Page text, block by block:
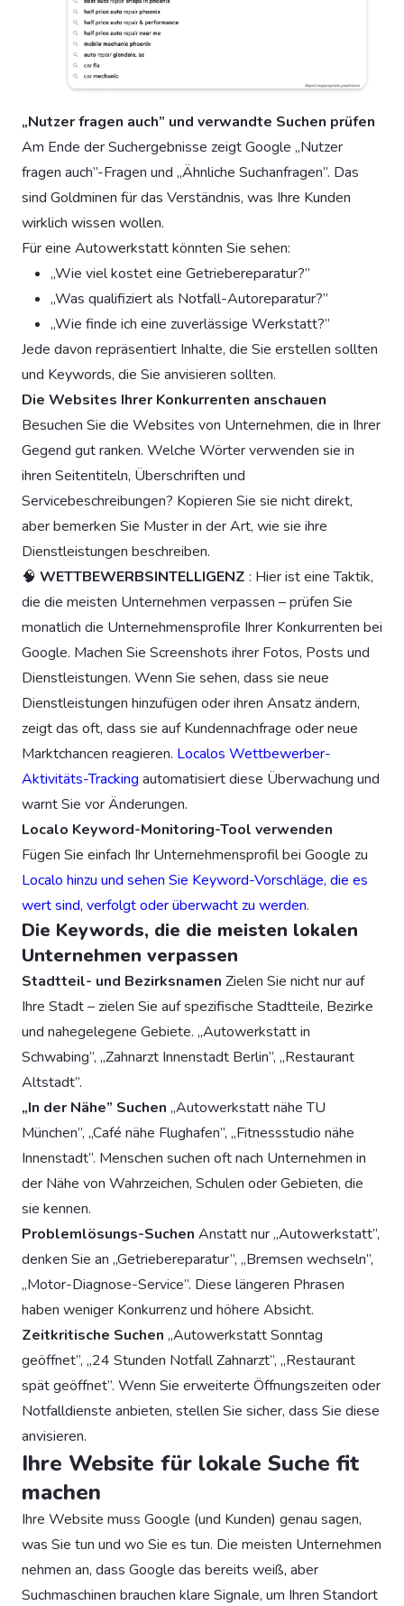
„Nutzer fragen auch” und verwandte Suchen prüfen
Am Ende der Suchergebnisse zeigt Google „Nutzer
fragen auch”-Fragen und „Ähnliche Suchanfragen”. Das
sind Goldminen für das Verständnis, was Ihre Kunden
wirklich wissen wollen.
Für eine Autowerkstatt könnten Sie sehen:
„Wie viel kostet eine Getriebereparatur?”
„Was qualifiziert als Notfall-Autoreparatur?”
„Wie finde ich eine zuverlässige Werkstatt?”
Jede davon repräsentiert Inhalte, die Sie erstellen sollten
und Keywords, die Sie anvisieren sollten.
Die Websites Ihrer Konkurrenten anschauen
Besuchen Sie die Websites von Unternehmen, die in Ihrer
Gegend gut ranken. Welche Wörter verwenden sie in
ihren Seitentiteln, Überschriften und
Servicebeschreibungen? Kopieren Sie sie nicht direkt,
aber bemerken Sie Muster in der Art, wie sie ihre
Dienstleistungen beschreiben.
🧠 WETTBEWERBSINTELLIGENZ : Hier ist eine Taktik,
die die meisten Unternehmen verpassen – prüfen Sie
monatlich die Unternehmensprofile Ihrer Konkurrenten bei
Google. Machen Sie Screenshots ihrer Fotos, Posts und
Dienstleistungen. Wenn Sie sehen, dass sie neue
Dienstleistungen hinzufügen oder ihren Ansatz ändern,
zeigt das oft, dass sie auf Kundennachfrage oder neue
Marktchancen reagieren. Localos Wettbewerber-
Aktivitäts-Tracking automatisiert diese Überwachung und
warnt Sie vor Änderungen.
Localo Keyword-Monitoring-Tool verwenden
Fügen Sie einfach Ihr Unternehmensprofil bei Google zu
Localo hinzu und sehen Sie Keyword-Vorschläge, die es
wert sind, verfolgt oder überwacht zu werden.
Die Keywords, die die meisten lokalen
Unternehmen verpassen
Stadtteil- und Bezirksnamen Zielen Sie nicht nur auf
Ihre Stadt – zielen Sie auf spezifische Stadtteile, Bezirke
und nahegelegene Gebiete. „Autowerkstatt in
Schwabing”, „Zahnarzt Innenstadt Berlin”, „Restaurant
Altstadt”.
„In der Nähe” Suchen „Autowerkstatt nähe TU
München”, „Café nähe Flughafen”, „Fitnessstudio nähe
Innenstadt”. Menschen suchen oft nach Unternehmen in
der Nähe von Wahrzeichen, Schulen oder Gebieten, die
sie kennen.
Problemlösungs-Suchen Anstatt nur „Autowerkstatt”,
denken Sie an „Getriebereparatur”, „Bremsen wechseln”,
„Motor-Diagnose-Service”. Diese längeren Phrasen
haben weniger Konkurrenz und höhere Absicht.
Zeitkritische Suchen „Autowerkstatt Sonntag
geöffnet”, „24 Stunden Notfall Zahnarzt”, „Restaurant
spät geöffnet”. Wenn Sie erweiterte Öffnungszeiten oder
Notfalldienste anbieten, stellen Sie sicher, dass Sie diese
anvisieren.
Ihre Website für lokale Suche fit
machen
Ihre Website muss Google (und Kunden) genau sagen,
was Sie tun und wo Sie es tun. Die meisten Unternehmen
nehmen an, dass Google das bereits weiß, aber
Suchmaschinen brauchen klare Signale, um Ihren Standort